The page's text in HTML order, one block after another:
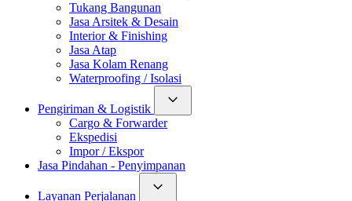
Tukang Bangunan
Jasa Arsitek & Desain
Interior & Finishing
Jasa Atap
Jasa Kolam Renang
Waterproofing / Isolasi
Pengiriman & Logistik
Cargo & Forwarder
Ekspedisi
Impor / Ekspor
Jasa Pindahan - Penyimpanan
Layanan Perjalanan